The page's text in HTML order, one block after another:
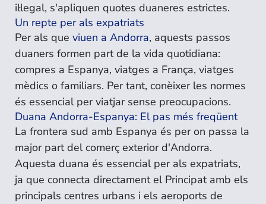
il·legal, s'apliquen quotes duaneres estrictes.
Un repte per als expatriats
Per als que viuen a Andorra, aquests passos
duaners formen part de la vida quotidiana:
compres a Espanya, viatges a França, viatges
mèdics o familiars. Per tant, conèixer les normes
és essencial per viatjar sense preocupacions.
Duana Andorra-Espanya: El pas més freqüent
La frontera sud amb Espanya és per on passa la
major part del comerç exterior d'Andorra.
Aquesta duana és essencial per als expatriats,
ja que connecta directament el Principat amb els
principals centres urbans i els aeroports de